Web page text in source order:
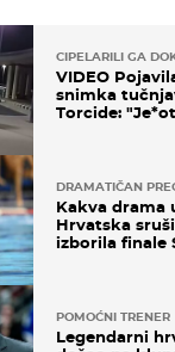
CIPELARILI GA
VIDEO
snimka
Torcide:
DRAMATIČAN
Kakva drama
Hrvatska
izborila finale
POMOĆNI TRENER
Legendarni